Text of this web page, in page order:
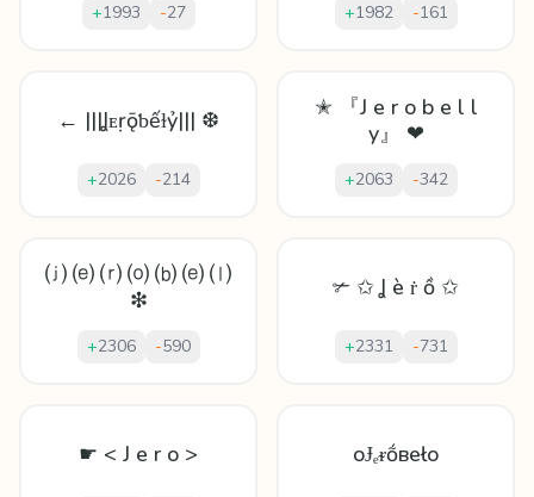
+1993 -27 +1982 -161
← |||Ʝᴇṛǭƅếɫỷ||| ❆
+2026 -214
✭ 『J e r o b e l l
y』 ❤
+2063 -342
⒥ ⒠ ⒭ ⒪ ⒝ ⒠ ⒧
❇
+2306 -590
✃ ✩ Ʝ è ṙ ồ ✩
+2331 -731
☛ < J e r o > oɈₑᵲṍвeło